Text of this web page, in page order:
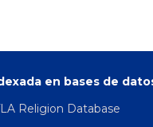
en bases de
Religion Database